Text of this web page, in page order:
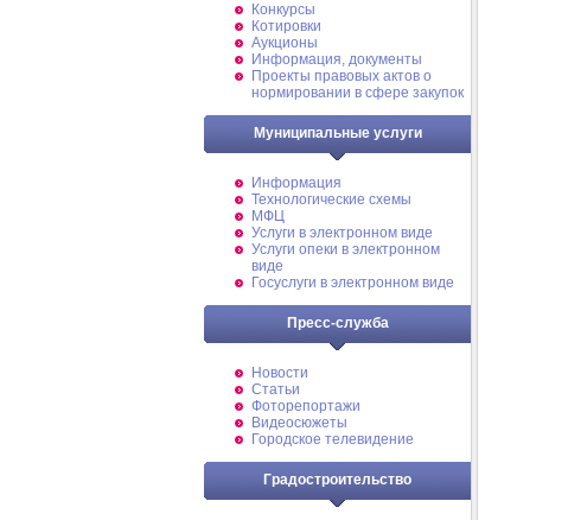
Конкурсы
Котировки
Аукционы
Информация, документы
Проекты правовых актов о
нормировании в сфере закупок
Муниципальные услуги
Информация
Технологические схемы
МФЦ
Услуги в электронном виде
Услуги опеки в электронном
виде
Госуслуги в электронном виде
Пресс-служба
Новости
Статьи
Фоторепортажи
Видеосюжеты
Городское телевидение
Градостроительство